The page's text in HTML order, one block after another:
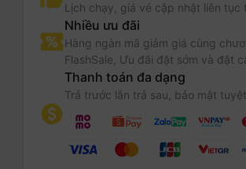
Lịch chạy, giá vé cập nhật liên tục
Nhiều ưu đãi
Hàng ngàn mã giảm giá cùng
FlashSale, Ưu đãi đặt sớm và đặt
Thanh toán đa dạng
Trả trước lẫn trả sau, bảo mật tuyệt